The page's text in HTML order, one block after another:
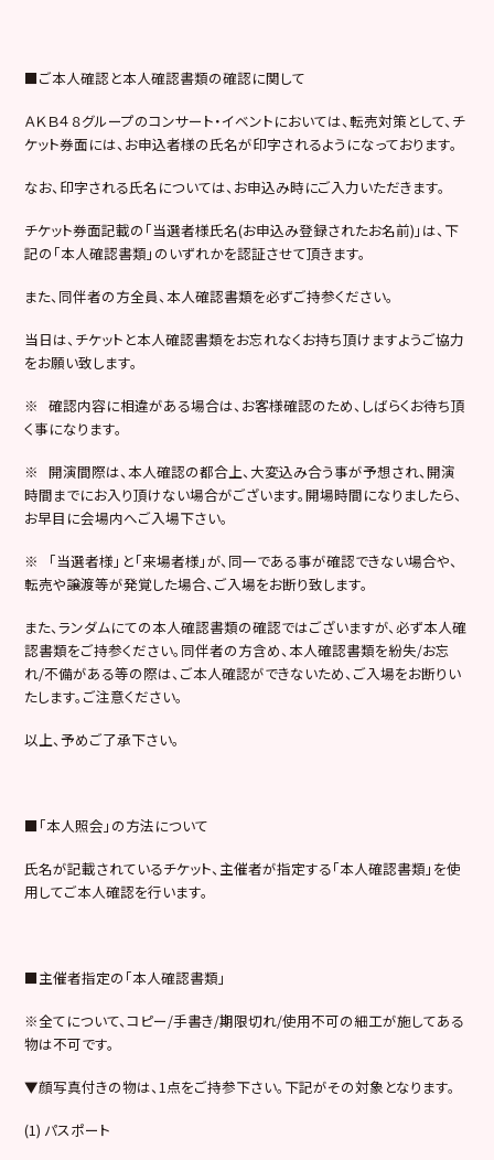
■ご本人確認と本人確認書類の確認に関して
ＡＫＢ４８グループのコンサート・イベントにおいては、転売対策として、チ
ケット券面には、お申込者様の氏名が印字されるようになっております。
なお、印字される氏名については、お申込み時にご入力いただきます。
チケット券面記載の「当選者様氏名(お申込み登録されたお名前)」は、下
記の「本人確認書類」のいずれかを認証させて頂きます。
また、同伴者の方全員、本人確認書類を必ずご持参ください。
当日は、チケットと本人確認書類をお忘れなくお持ち頂けますようご協力
をお願い致します。
※ 確認内容に相違がある場合は、お客様確認のため、しばらくお待ち頂
く事になります。
※ 開演間際は、本人確認の都合上、大変込み合う事が予想され、開演
時間までにお入り頂けない場合がございます。開場時間になりましたら、
お早目に会場内へご入場下さい。
※ 「当選者様」と「来場者様」が、同一である事が確認できない場合や、
転売や譲渡等が発覚した場合、ご入場をお断り致します。
また、ランダムにての本人確認書類の確認ではございますが、必ず本人確
認書類をご持参ください。同伴者の方含め、本人確認書類を紛失/お忘
れ/不備がある等の際は、ご本人確認ができないため、ご入場をお断りい
たします。ご注意ください。
以上、予めご了承下さい。
■「本人照会」の方法について
氏名が記載されているチケット、主催者が指定する「本人確認書類」を使
用してご本人確認を行います。
■主催者指定の「本人確認書類」
※全てについて、コピー/手書き/期限切れ/使用不可の細工が施してある
物は不可です。
▼顔写真付きの物は、1点をご持参下さい。下記がその対象となります。
(1) パスポート